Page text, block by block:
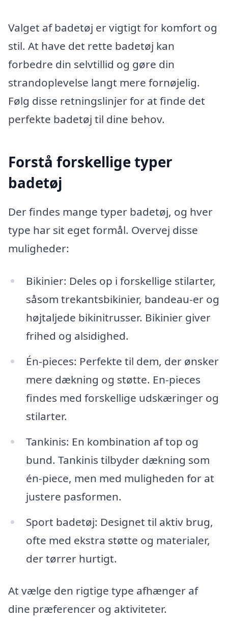
Valget af badetøj er vigtigt for komfort og
stil. At have det rette badetøj kan
forbedre din selvtillid og gøre din
strandoplevelse langt mere fornøjelig.
Følg disse retningslinjer for at finde det
perfekte badetøj til dine behov.
Forstå forskellige typer
badetøj
Der findes mange typer badetøj, og hver
type har sit eget formål. Overvej disse
muligheder:
Bikinier: Deles op i forskellige stilarter,
såsom trekantsbikinier, bandeau-er og
højtaljede bikinitrusser. Bikinier giver
frihed og alsidighed.
Én-pieces: Perfekte til dem, der ønsker
mere dækning og støtte. En-pieces
findes med forskellige udskæringer og
stilarter.
Tankinis: En kombination af top og
bund. Tankinis tilbyder dækning som
én-piece, men med muligheden for at
justere pasformen.
Sport badetøj: Designet til aktiv brug,
ofte med ekstra støtte og materialer,
der tørrer hurtigt.
At vælge den rigtige type afhænger af
dine præferencer og aktiviteter.